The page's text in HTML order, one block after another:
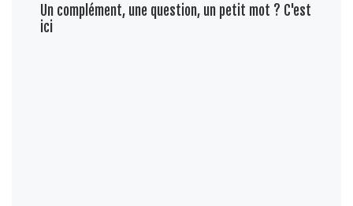
Un complément, une question, un petit mot ? C'est
ici